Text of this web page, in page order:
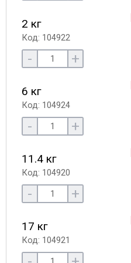
2 кг
Код: 104922
- +
6 кг
Код: 104924
- +
11.4 кг
Код: 104920
- +
17 кг
Код: 104921